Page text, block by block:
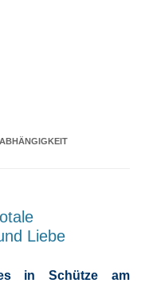
Liebe
in Schütze am